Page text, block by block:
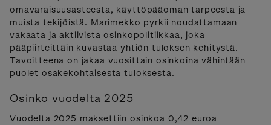
omavaraisuusasteesta, käyttöpääoman tarpeesta ja
muista tekijöistä. Marimekko pyrkii noudattamaan
vakaata ja aktiivista osinkopolitiikkaa, joka
pääpiirteittäin kuvastaa yhtiön tuloksen kehitystä.
Tavoitteena on jakaa vuosittain osinkoina vähintään
puolet osakekohtaisesta tuloksesta.
Osinko vuodelta 2025
Vuodelta 2025 maksettiin osinkoa 0,42 euroa